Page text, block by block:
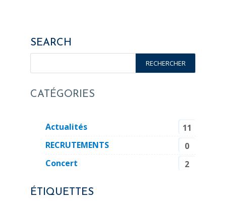
SEARCH
CATÉGORIES
Actualités
11
RECRUTEMENTS
0
Concert
2
ÉTIQUETTES